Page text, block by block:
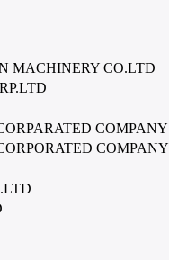
MACHINERY CO.LTD
COMPANY
COMPANY